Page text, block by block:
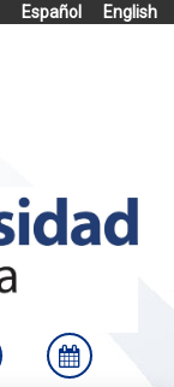
Español
English